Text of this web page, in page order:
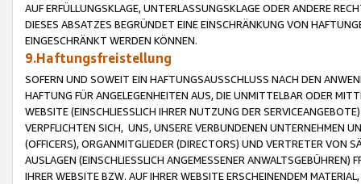
AUF ERFÜLLUNGSKLAGE, UNTERLASSUNGSKLAGE ODER ANDERE
DIESES ABSATZES BEGRÜNDET EINE EINSCHRÄNKUNG VON
EINGESCHRÄNKT WERDEN KÖNNEN.
9.Haftungsfreistellung
SOFERN UND SOWEIT EIN HAFTUNGSAUSSCHLUSS NACH DEN
HAFTUNG FÜR ANGELEGENHEITEN AUS, DIE UNMITTELBAR ODER
WEBSITE (EINSCHLIESSLICH IHRER NUTZUNG DER
VERPFLICHTEN SICH, UNS, UNSERE VERBUNDENEN UNTERNEHMEN
(OFFICERS), ORGANMITGLIEDER (DIRECTORS) UND VERTRETER VON
AUSLAGEN (EINSCHLIESSLICH ANGEMESSENER
IHRER WEBSITE BZW. AUF IHRER WEBSITE ERSCHEINENDEM